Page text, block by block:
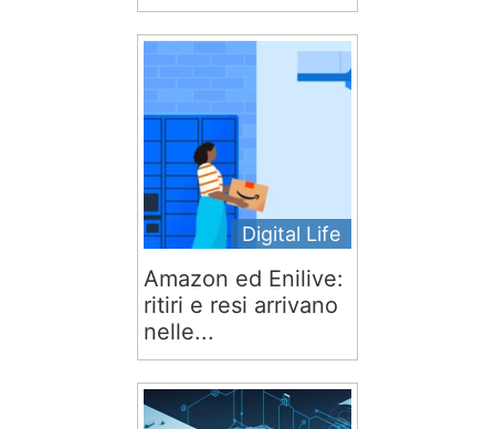
Digital Life
Amazon ed Enilive:
ritiri e resi arrivano
nelle...